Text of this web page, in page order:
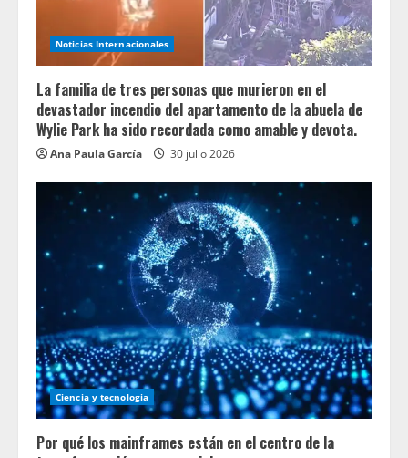
Noticias Internacionales
La familia de tres personas que murieron en el
devastador incendio del apartamento de la abuela de
Wylie Park ha sido recordada como amable y devota.
Ana Paula García 30 julio 2026
Ciencia y tecnologia
Por qué los mainframes están en el centro de la